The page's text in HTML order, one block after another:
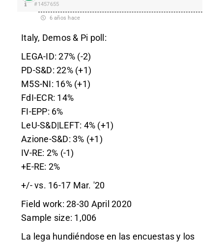
#1457655
6 años hace
Italy, Demos & Pi poll:
LEGA-ID: 27% (-2)
PD-S&D: 22% (+1)
M5S-NI: 16% (+1)
FdI-ECR: 14%
FI-EPP: 6%
LeU-S&D|LEFT: 4% (+1)
Azione-S&D: 3% (+1)
IV-RE: 2% (-1)
+E-RE: 2%
+/- vs. 16-17 Mar. '20
Field work: 28-30 April 2020
Sample size: 1,006
La lega hundiéndose en las encuestas y los